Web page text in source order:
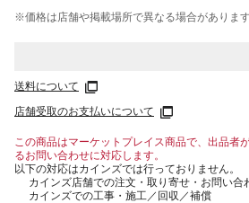
※価格は​店舗や​掲載場所で​異なる​場合が​あります
送料について
店舗受取のお支払いについて
この商品はマーケットプレイス商品で、出品者
るお問い合わせに対応します。
以下の対応はカインズでは行っておりません。
カインズ店舗での注文・取り寄せ・お問い合
カインズでの工事・施工／回収／補償